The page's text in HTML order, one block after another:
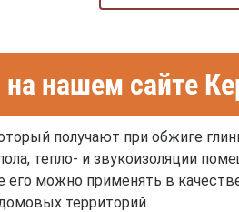
нашем сайте
получают при обжиге
тепло- и звукоизоляции
его можно применять в
территорий.